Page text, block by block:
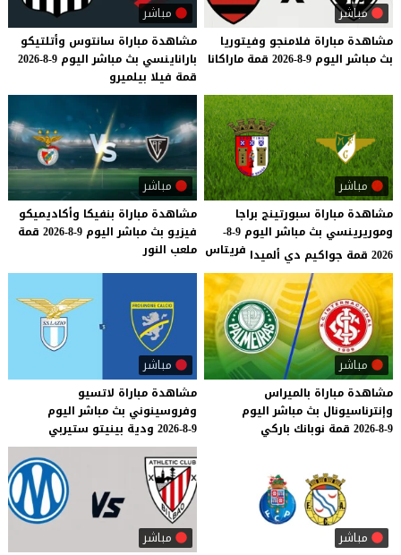
مباشر
مشاهدة مباراة فلامنجو وفيتوريا
بث مباشر اليوم 9-8-2026 قمة ماراكانا
مباشر
مشاهدة مباراة سانتوس وأتلتيكو
باراناينسي بث مباشر اليوم 9-8-2026
قمة فيلا بيلميرو
مباشر
مشاهدة مباراة سبورتينج براجا
وموريرينسي بث مباشر اليوم 9-8-
2026 قمة جواكيم دي ألميدا
فريتاس
مباشر
مشاهدة مباراة بنفيكا وأكاديميكو
فيزيو بث مباشر اليوم 9-8-2026
قمة
ملعب النور
مباشر
مشاهدة مباراة بالميراس
وإنترناسيونال بث مباشر اليوم
9-8-2026
قمة نوبانك باركي
مباشر
مشاهدة مباراة لاتسيو
وفروسينوني بث مباشر اليوم
9-8-2026
ودية بينيتو ستيربي
مباشر مباشر